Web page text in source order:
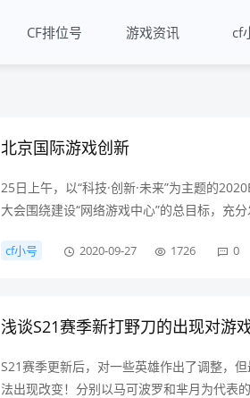
CF排位号 游戏资讯 cf
北京国际游戏创新
25日上午，以“科技·创新·未来”为主题的
大会围绕建设“网络游戏中心”的总目标，充
硬件厂商代表等就产业共同关心的话题展开
cf小号 2020-09-27 1726 0
浅谈S21赛季新打野刀的出现对游
S21赛季更新后，对一些英雄作出了调整，
法出现改变！分别以马可波罗和芈月为代表